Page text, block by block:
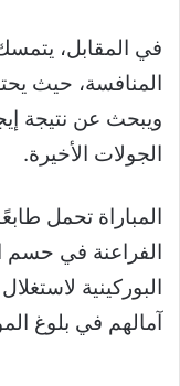
في المقابل،
ويبحث عن نتيجة
الجولات الأخيرة.
المباراة تحمل
الفراعنة في حسم
البوركينية
آمالهم في بلوغ